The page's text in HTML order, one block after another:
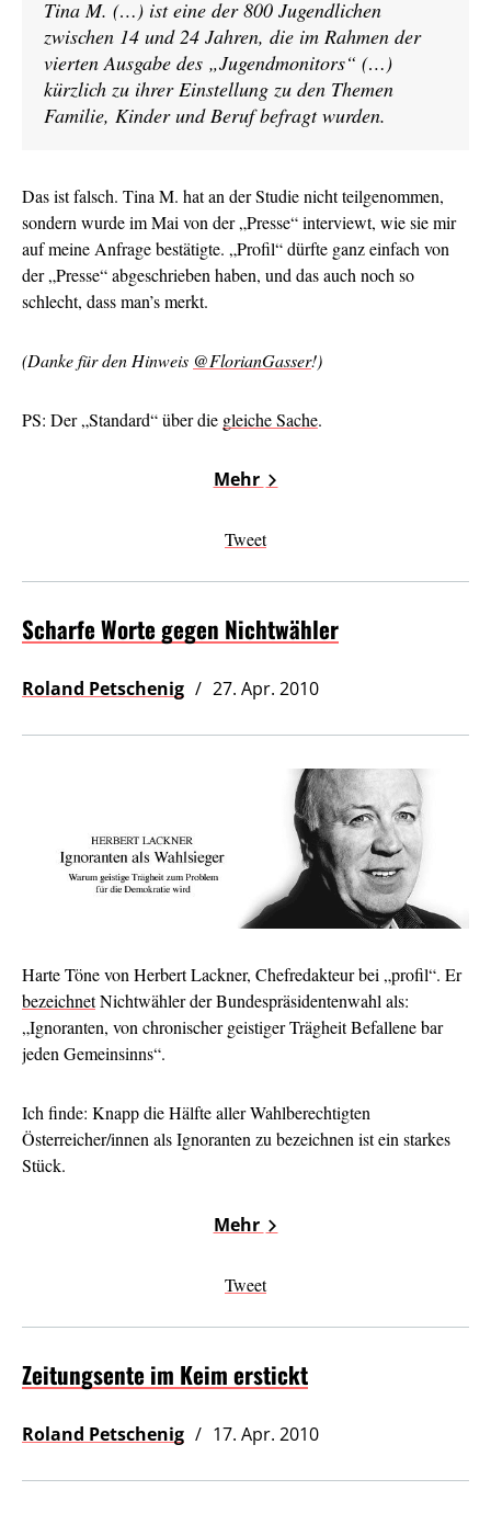
Tina M. (…) ist eine der 800 Jugendlichen
zwischen 14 und 24 Jahren, die im Rahmen der
vierten Ausgabe des „Jugendmonitors“ (…)
kürzlich zu ihrer Einstellung zu den Themen
Familie, Kinder und Beruf befragt wurden.
Das ist falsch. Tina M. hat an der Studie nicht teilgenommen,
sondern wurde im Mai von der „Presse“ interviewt, wie sie mir
auf meine Anfrage bestätigte. „Profil“ dürfte ganz einfach von
der „Presse“ abgeschrieben haben, und das auch noch so
schlecht, dass man’s merkt.
(Danke für den Hinweis @FlorianGasser!)
PS: Der „Standard“ über die gleiche Sache.
Mehr
Tweet
Scharfe Worte gegen Nichtwähler
Roland Petschenig 27. Apr. 2010
Harte Töne von Herbert Lackner, Chefredakteur bei „profil“. Er
bezeichnetNichtwähler der Bundespräsidentenwahl als:
„Ignoranten, von chronischer geistiger Trägheit Befallene bar
jeden Gemeinsinns“.
Ich finde: Knapp die Hälfte aller Wahlberechtigten
Österreicher/innen als Ignoranten zu bezeichnen ist ein starkes
Stück.
Mehr
Tweet
Zeitungsente im Keim erstickt
Roland Petschenig 17. Apr. 2010